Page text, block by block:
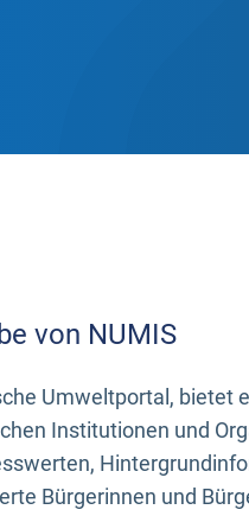
von NUMIS
Umweltportal,
Institutionen und
Bürgerinnen und